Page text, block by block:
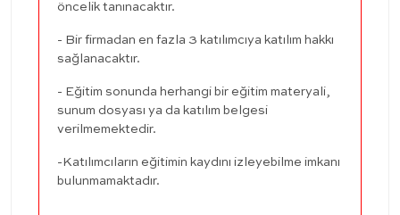
öncelik tanınacaktır.
- Bir firmadan en fazla 3 katılımcıya katılım hakkı
sağlanacaktır.
- Eğitim sonunda herhangi bir eğitim materyali,
sunum dosyası ya da katılım belgesi
verilmemektedir.
-Katılımcıların eğitimin kaydını izleyebilme imkanı
bulunmamaktadır.